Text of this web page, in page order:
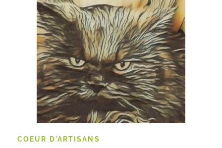
COEUR D'ARTISANS